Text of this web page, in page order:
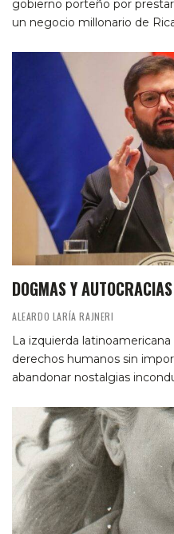
gobierno porteño por
un negocio millonario de
DOGMAS Y AUTOCRACIAS
ALEARDO LARÍA RAJNERI
La izquierda
derechos humanos sin
abandonar nostalgias